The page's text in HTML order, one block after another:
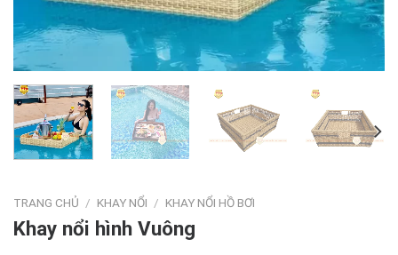
TRANG CHỦ / KHAY NỔI / KHAY NỔI HỒ BƠI
Khay nổi hình Vuông